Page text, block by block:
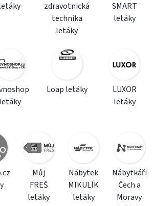
zdravotnická
technika
letáky
SMART
letáky
letáky
Loap letáky
LUXOR
letáky
Můj
FREŠ
letáky
Nábytek
MIKULÍK
letáky
Nábytkáři
Čech a
Moravy